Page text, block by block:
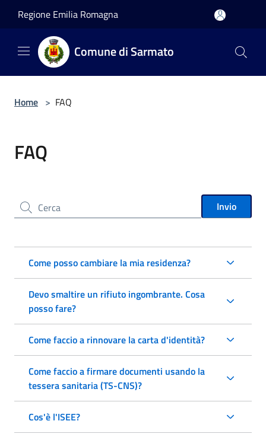
Regione Emilia Romagna
Comune di Sarmato
Home > FAQ
FAQ
Cerca nel sito Invio
Come posso cambiare la mia residenza?
Devo smaltire un rifiuto ingombrante. Cosa
posso fare?
Come faccio a rinnovare la carta d'identità?
Come faccio a firmare documenti usando la
tessera sanitaria (TS-CNS)?
Cos'è l'ISEE?